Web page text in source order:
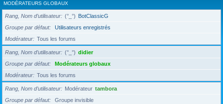
MODÉRATEURS GLOBAUX
Rang, Nom d’utilisateur (°_°) BotClassicG
Groupe par défaut
Utilisateurs enregistrés
Modérateur
Tous les forums
Rang, Nom d’utilisateur (°_°) didier
Groupe par défaut
Modérateurs globaux
Modérateur
Tous les forums
Rang, Nom d’utilisateur Modérateur tambora
Groupe par défaut
Groupe invisible